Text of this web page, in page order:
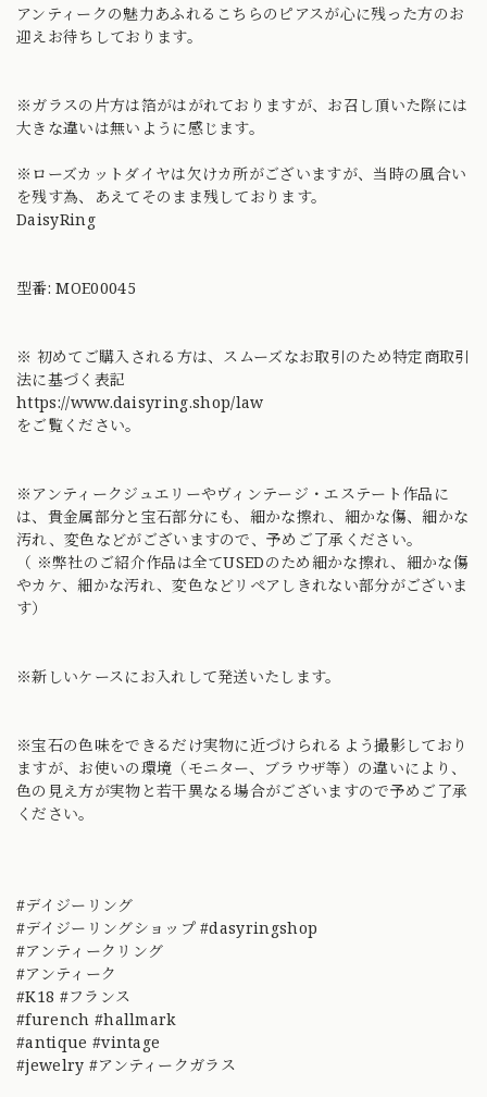
アンティークの魅力あふれるこちらのピアスが心に残った方のお
迎えお待ちしております。
※ガラスの片方は箔がはがれておりますが、お召し頂いた際には
大きな違いは無いように感じます。
※ローズカットダイヤは欠けカ所がございますが、当時の風合い
を残す為、あえてそのまま残しております。
DaisyRing
型番: MOE00045
※ 初めてご購入される方は、スムーズなお取引のため特定商取引
法に基づく表記
https://www.daisyring.shop/law
をご覧ください。
※アンティークジュエリーやヴィンテージ・エステート作品に
は、貴金属部分と宝石部分にも、細かな擦れ、細かな傷、細かな
汚れ、変色などがございますので、予めご了承ください。
（ ※弊社のご紹介作品は全てUSEDのため細かな擦れ、細かな傷
やカケ、細かな汚れ、変色などリペアしきれない部分がございま
す）
※新しいケースにお入れして発送いたします。
※宝石の色味をできるだけ実物に近づけられるよう撮影しており
ますが、お使いの環境（モニター、ブラウザ等）の違いにより、
色の見え方が実物と若干異なる場合がございますので予めご了承
ください。
#デイジーリング
#デイジーリングショップ #dasyringshop
#アンティークリング
#アンティーク
#K18 #フランス
#furench #hallmark
#antique #vintage
#jewelry #アンティークガラス